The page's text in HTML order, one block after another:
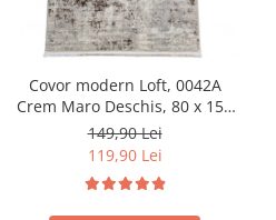
Covor modern Loft, 0042A
Crem Maro Deschis, 80 x 150
cm
149,90 Lei
119,90 Lei